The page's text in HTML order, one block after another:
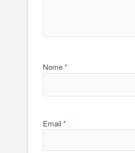
Nome*
Email*